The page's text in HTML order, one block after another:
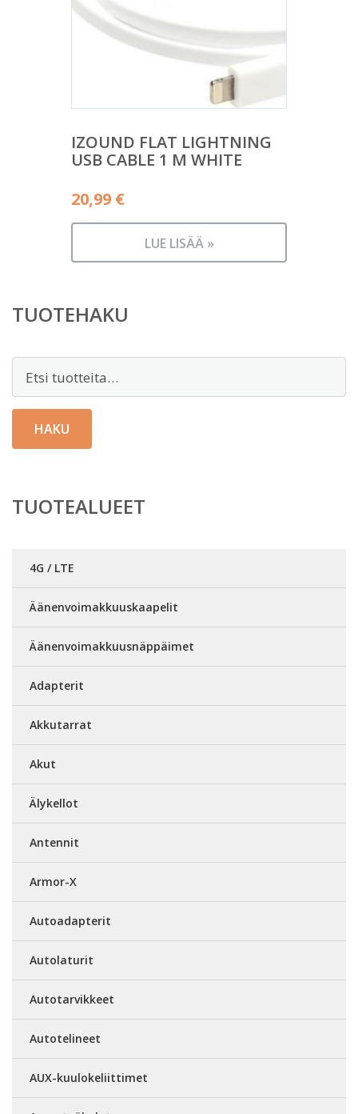
IZOUND FLAT LIGHTNING
USB CABLE 1 M WHITE
20,99 €
LUE LISÄÄ »
TUOTEHAKU
Etsi:
HAKU
TUOTEALUEET
4G / LTE
Äänenvoimakkuuskaapelit
Äänenvoimakkuusnäppäimet
Adapterit
Akkutarrat
Akut
Älykellot
Antennit
Armor-X
Autoadapterit
Autolaturit
Autotarvikkeet
Autotelineet
AUX-kuulokeliittimet